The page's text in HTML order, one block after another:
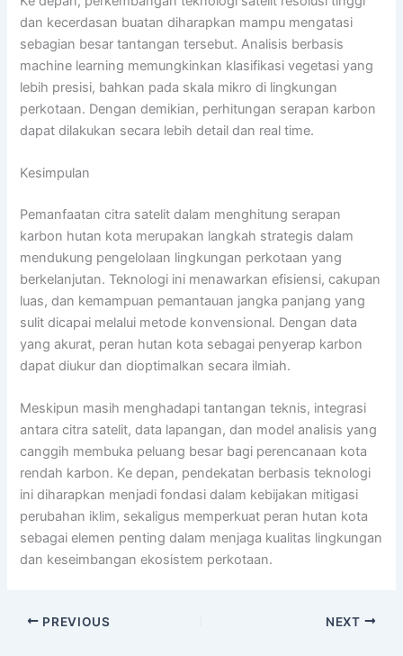
dan kecerdasan buatan diharapkan mampu mengatasi
sebagian besar tantangan tersebut. Analisis berbasis
machine learning memungkinkan klasifikasi vegetasi yang
lebih presisi, bahkan pada skala mikro di lingkungan
perkotaan. Dengan demikian, perhitungan serapan karbon
dapat dilakukan secara lebih detail dan real time.
Kesimpulan
Pemanfaatan citra satelit dalam menghitung serapan
karbon hutan kota merupakan langkah strategis dalam
mendukung pengelolaan lingkungan perkotaan yang
berkelanjutan. Teknologi ini menawarkan efisiensi, cakupan
luas, dan kemampuan pemantauan jangka panjang yang
sulit dicapai melalui metode konvensional. Dengan data
yang akurat, peran hutan kota sebagai penyerap karbon
dapat diukur dan dioptimalkan secara ilmiah.
Meskipun masih menghadapi tantangan teknis, integrasi
antara citra satelit, data lapangan, dan model analisis yang
canggih membuka peluang besar bagi perencanaan kota
rendah karbon. Ke depan, pendekatan berbasis teknologi
ini diharapkan menjadi fondasi dalam kebijakan mitigasi
perubahan iklim, sekaligus memperkuat peran hutan kota
sebagai elemen penting dalam menjaga kualitas lingkungan
dan keseimbangan ekosistem perkotaan.
PREVIOUS NEXT